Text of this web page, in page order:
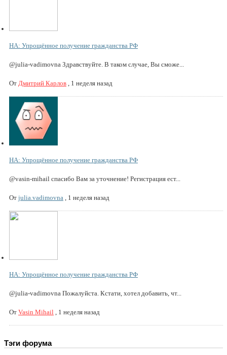
НА: Упрощённое получение гражданства РФ
@julia-vadimovna Здравствуйте. В таком случае, Вы сможе...
От Дмитрий Карлов , 1 неделя назад
НА: Упрощённое получение гражданства РФ
@vasin-mihail спасибо Вам за уточнение! Регистрация ест...
От julia.vadimovna , 1 неделя назад
НА: Упрощённое получение гражданства РФ
@julia-vadimovna Пожалуйста. Кстати, хотел добавить, чт...
От Vasin Mihail , 1 неделя назад
Тэги форума